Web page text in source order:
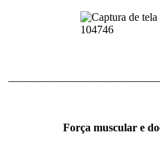
Força muscular e